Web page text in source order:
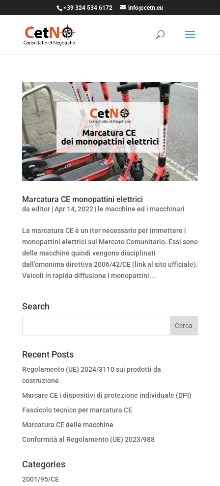
+39 324 534 6172 info@cetn.eu
Marcatura CE monopattini elettrici
da editor|Apr 14, 2022 | le macchine ed i macchinari
La marcatura CE è un iter necessario per immettere i
monopattini elettrici sul Mercato Comunitario. Essi sono
delle macchine quindi vengono disciplinati
dall’omonima direttiva 2006/42/CE (link al sito ufficiale).
Veicoli in rapida diffusione I monopattini...
Search
Recent Posts
Regolamento (UE) 2024/3110 sui prodotti da
costruzione
Marcare CE i dispositivi di protezione individuale (DPI)
Fascicolo tecnico per marcatura CE
Marcatura CE delle macchine
Conformità al Regolamento (UE) 2023/988
Categories
2001/95/CE